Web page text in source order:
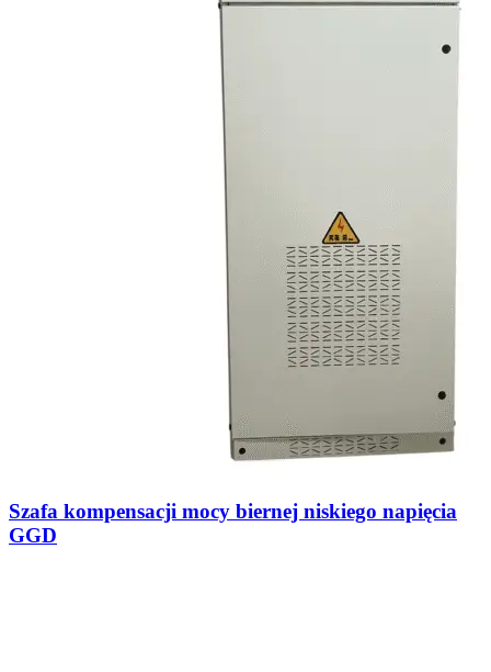
Szafa kompensacji mocy biernej niskiego napięcia
GGD